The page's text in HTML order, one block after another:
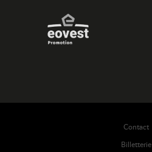
Contact
Billetterie